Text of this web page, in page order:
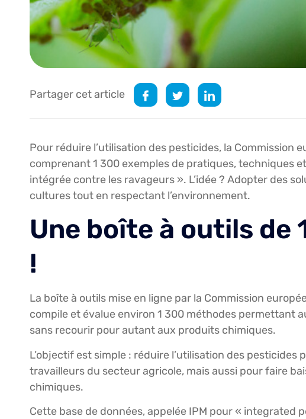
Partager cet article
Pour réduire l’utilisation des pesticides, la Commission
comprenant 1 300 exemples de pratiques, techniques
intégrée contre les ravageurs ». L’idée ? Adopter des
cultures tout en respectant l’environnement.
Une boîte à outils
!
La boîte à outils mise en ligne par la Commission
compile et évalue environ 1 300 méthodes permettant
sans recourir pour autant aux produits chimiques.
L’objectif est simple : réduire l’utilisation des pesticides
travailleurs du secteur agricole, mais aussi pour faire
chimiques.
Cette base de données, appelée IPM pour «